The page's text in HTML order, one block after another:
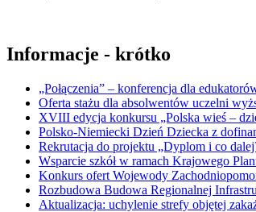
Informacje - krótko
„Połączenia” – konferencja dla
Oferta stażu dla absolwentów uczelni
XVIII edycja konkursu „Polska wieś –
Polsko-Niemiecki Dzień Dziecka z
Rekrutacja do projektu „Dyplom i co
Wsparcie szkół w ramach Krajowego
Konkurs ofert Wojewody
Rozbudowa Budowa Regionalnej
Aktualizacja: uchylenie strefy objętej